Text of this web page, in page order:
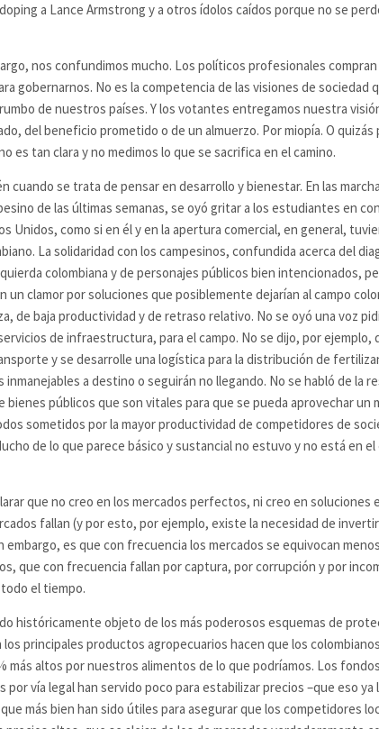
a Lance Armstrong y a otros ídolos caídos porque no se
nos confundimos mucho. Los políticos profesionales
gobernarnos. No es la competencia de las visiones de sociedad
de nuestros países. Y los votantes entregamos nuestra
del beneficio prometido o de un almuerzo. Por miopía. O
es tan clara y no medimos lo que se sacrifica en el camino.
cuando se trata de pensar en desarrollo y bienestar. En las
de las últimas semanas, se oyó gritar a los estudiantes en
Unidos, como si en él y en la apertura comercial, en general,
La solidaridad con los campesinos, confundida acerca del
colombiana y de personajes públicos bien intencionados,
clamor por soluciones que posiblemente dejarían al campo
de baja productividad y de retraso relativo. No se oyó una voz
de infraestructura, para el campo. No se dijo, por ejemplo,
y se desarrolle una logística para la distribución de
a destino o seguirán no llegando. No se habló de la
bienes públicos que son vitales para que se pueda aprovechar un
sometidos por la mayor productividad de competidores de
de lo que parece básico y sustancial no estuvo y no está en
que no creo en los mercados perfectos, ni creo en soluciones
fallan (y por esto, por ejemplo, existe la necesidad de
embargo, es que con frecuencia los mercados se equivocan
que con frecuencia fallan por captura, por corrupción y por
el tiempo.
históricamente objeto de los más poderosos esquemas de
principales productos agropecuarios hacen que los
más altos por nuestros alimentos de lo que podríamos. Los
vía legal han servido poco para estabilizar precios –que eso ya
más bien han sido útiles para asegurar que los competidores